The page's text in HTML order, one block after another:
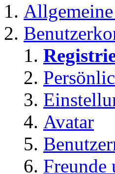
Avatar
Freunde